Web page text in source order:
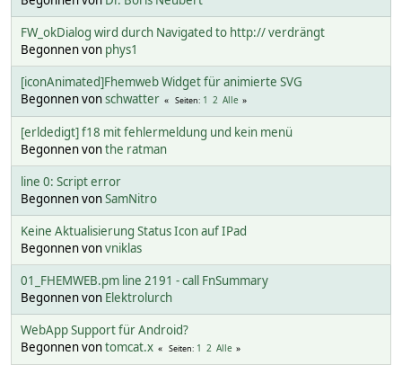
FW_okDialog wird durch Navigated to http:// verdrängt
Begonnen von phys1
[iconAnimated]Fhemweb Widget für animierte SVG
Begonnen vonschwatter Seiten 1 2 Alle
[erldedigt] f18 mit fehlermeldung und kein menü
Begonnen vonthe ratman
line 0: Script error
Begonnen vonSamNitro
Keine Aktualisierung Status Icon auf IPad
Begonnen vonvniklas
01_FHEMWEB.pm line 2191 - call FnSummary
Begonnen von Elektrolurch
WebApp Support für Android?
Begonnen vontomcat.x Seiten 1 2 Alle